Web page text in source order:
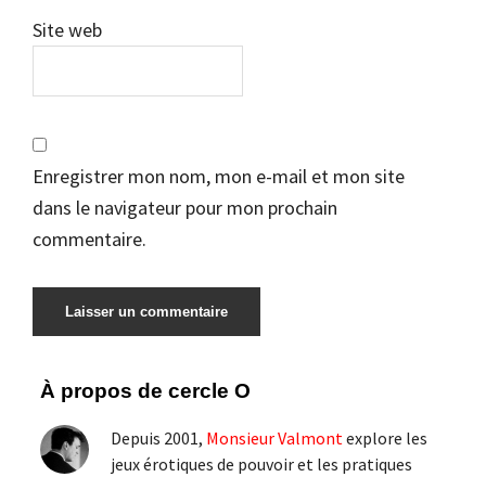
Site web
Enregistrer mon nom, mon e-mail et mon site
dans le navigateur pour mon prochain
commentaire.
Barre
latérale
principale
À propos de cercle O
Depuis 2001, Monsieur Valmontexplore les
jeux érotiques de pouvoir et les pratiques